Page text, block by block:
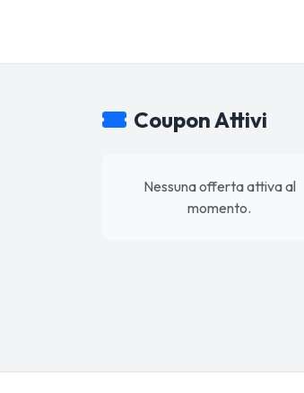
Coupon Attivi
Nessuna offerta attiva al
momento.